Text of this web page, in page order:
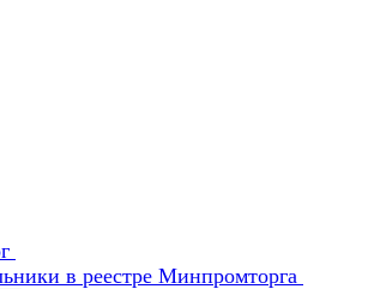
в реестре Минпромторга